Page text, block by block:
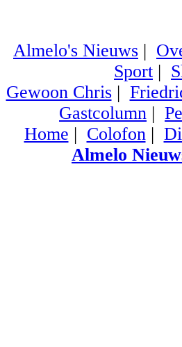
Almelo's Nieuws |
Sport |
Gewoon Chris|
Gastcolumn |
Home | Colofon|
Almelo